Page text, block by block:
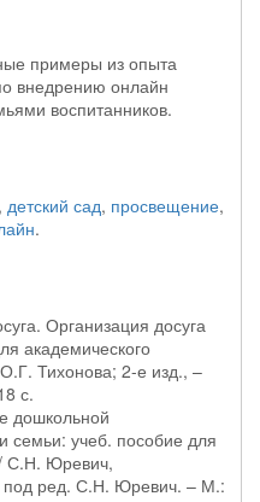
примеры из опыта
внедрению онлайн
воспитанников.
, детский сад, просвещение,
.
Организация досуга
академического
Тихонова; 2-е изд., –
с.
дошкольной
семьи: учеб. пособие для
/ С.Н. Юревич,
ред. С.Н. Юревич. – М.: